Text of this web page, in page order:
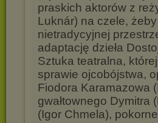
praskich aktorów z
Luknár) na czele,
nietradycyjnej
adaptację dzieła
Sztuka teatralna,
sprawie ojcobójstwa,
Fiodora Karamazowa
gwałtownego Dymitra
(Igor Chmela),